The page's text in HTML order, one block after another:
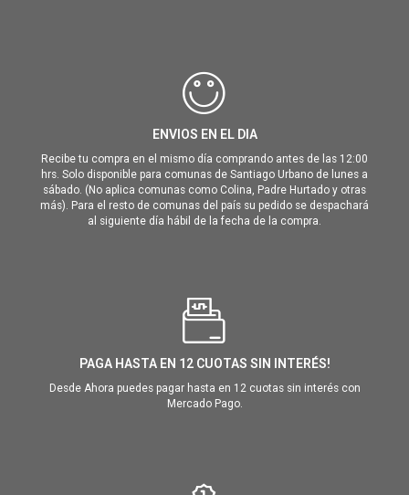
ENVIOS EN EL DIA
Recibe tu compra en el mismo día comprando antes de las 12:00
hrs. Solo disponible para comunas de Santiago Urbano de lunes a
sábado. (No aplica comunas como Colina, Padre Hurtado y otras
más). Para el resto de comunas del país su pedido se despachará
al siguiente día hábil de la fecha de la compra.
PAGA HASTA EN 12 CUOTAS SIN INTERÉS!
Desde Ahora puedes pagar hasta en 12 cuotas sin interés con
Mercado Pago.